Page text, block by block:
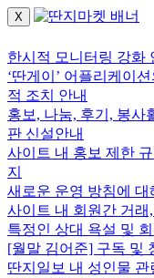
X
한시적 모니터링 강화
‘딴게이’ 어플리케이
적 조치 안내
홍보, 나눔, 후기, 봉사
판 신설안내
사이트 내 홍보 제한
지
새로운 운영 방침에
사이트 내 회원간 거래
특정인 상대 욕설 및
[월말 김어준] 구독 및
딴지일보 내 성인물